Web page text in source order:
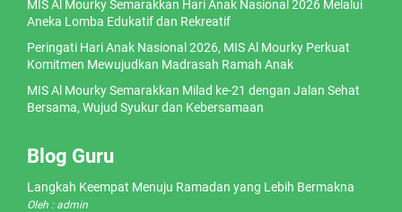
MIS Al Mourky Semarakkan Hari Anak Nasional 2026 Melalui
Aneka Lomba Edukatif dan Rekreatif
Peringati Hari Anak Nasional 2026, MIS Al Mourky Perkuat
Komitmen Mewujudkan Madrasah Ramah Anak
MIS Al Mourky Semarakkan Milad ke-21 dengan Jalan Sehat
Bersama, Wujud Syukur dan Kebersamaan
Blog Guru
Langkah Keempat Menuju Ramadan yang Lebih Bermakna
Oleh : admin